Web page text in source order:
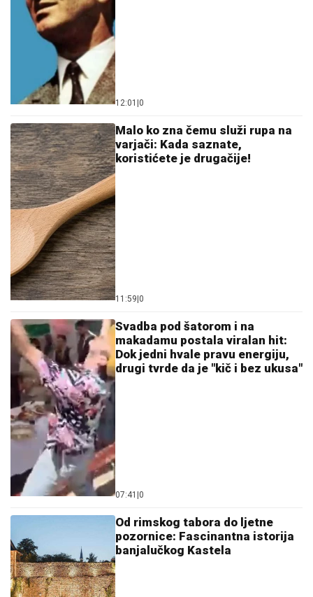
12:01 0
Malo ko zna čemu služi rupa na
varjači: Kada saznate,
koristićete je drugačije!
11:59 0
Svadba pod šatorom i na
makadamu postala viralan hit:
Dok jedni hvale pravu energiju,
drugi tvrde da je "kič i bez ukusa"
07:41 0
Od rimskog tabora do ljetne
pozornice: Fascinantna istorija
banjalučkog Kastela